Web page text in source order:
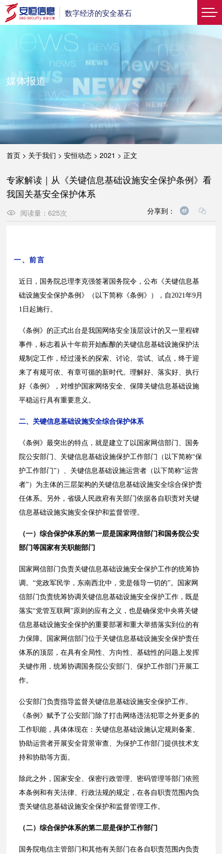
数字经济的安全基石
媒体报道
首页 > 关于我们 >安恒动态 >2021 >正文
专家解读｜​从《关键信息基础设施安全保护条例》看
我国关基安全保护体系
阅读量：625次 分享到：
一、前言
近日，国务院总理李克强签署国务院令，公布《关键信息基
础设施安全保护条例》（以下简称《条例》），自2021年9月
1日起施行。
《条例》的正式出台是我国网络安全顶层设计的又一里程碑
事件，标志着从十年前开始酝酿的关键信息基础设施保护法
规制定工作，经过漫长的探索、讨论、尝试、试点，终于迎
来了有规可依、有章可循的新时代。理解好、落实好、执行
好《条例》，对维护国家网络安全、保障关键信息基础设施
平稳运行具有重要意义。
二、关键信息基础设施安全综合保护体系
《条例》最突出的特点，就是建立了以国家网信部门、国务
院公安部门、关键信息基础设施保护工作部门（以下简称“保
护工作部门”）、关键信息基础设施运营者（以下简称“运营
者”）为主体的三层架构的关键信息基础设施安全综合保护责
任体系。另外，省级人民政府有关部门依据各自职责对关键
信息基础设施实施安全保护和监督管理。
（一）综合保护体系的第一层是国家网信部门和国务院公安
部门等国家有关职能部门
国家网信部门负责关键信息基础设施安全保护工作的统筹协
调。“党政军民学，东南西北中，党是领导一切的”。国家网
信部门负责统筹协调关键信息基础设施安全保护工作，既是
落实“党管互联网”原则的应有之义，也是确保党中央将关键
信息基础设施安全保护的重要部署和重大举措落实到位的有
力保障。国家网信部门位于关键信息基础设施安全保护责任
体系的顶层，在具有全局性、方向性、基础性的问题上发挥
关键作用，统筹协调国务院公安部门、保护工作部门开展工
作。
公安部门负责指导监督关键信息基础设施安全保护工作。
《条例》赋予了公安部门除了打击网络违法犯罪之外更多的
工作职能，具体体现在：关键信息基础设施认定规则备案、
协助运营者开展安全背景审查、为保护工作部门提供技术支
持和协助等方面。
除此之外，国家安全、保密行政管理、密码管理等部门依照
本条例和有关法律、行政法规的规定，在各自职责范围内负
责关键信息基础设施安全保护和监督管理工作。
（二）综合保护体系的第二层是保护工作部门
国务院电信主管部门和其他有关部门在各自职责范围内负责